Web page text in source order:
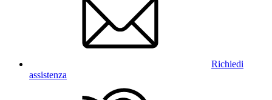
Richiedi
assistenza